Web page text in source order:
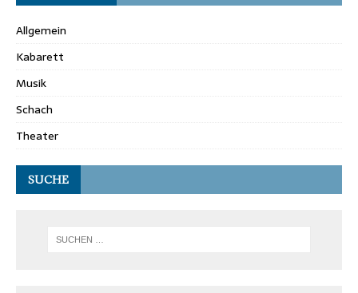
Allgemein
Kabarett
Musik
Schach
Theater
SUCHE